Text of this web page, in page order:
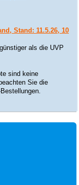
Stand: 11.5.26, 10
als die UVP
sind keine
Sie die